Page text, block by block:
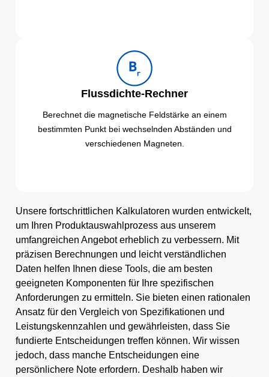
Flussdichte-Rechner
Berechnet die magnetische Feldstärke an einem
bestimmten Punkt bei wechselnden Abständen und
verschiedenen Magneten.
Unsere fortschrittlichen Kalkulatoren wurden entwickelt,
um Ihren Produktauswahlprozess aus unserem
umfangreichen Angebot erheblich zu verbessern. Mit
präzisen Berechnungen und leicht verständlichen
Daten helfen Ihnen diese Tools, die am besten
geeigneten Komponenten für Ihre spezifischen
Anforderungen zu ermitteln. Sie bieten einen rationalen
Ansatz für den Vergleich von Spezifikationen und
Leistungskennzahlen und gewährleisten, dass Sie
fundierte Entscheidungen treffen können. Wir wissen
jedoch, dass manche Entscheidungen eine
persönlichere Note erfordern. Deshalb haben wir